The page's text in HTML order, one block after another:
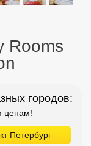
Rooms
городов:
ценам!
Петербург